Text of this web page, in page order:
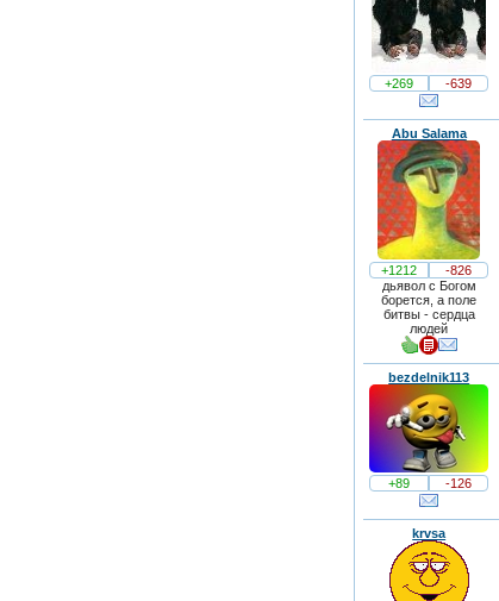
+269 -639
Abu Salama
+1212
-826
дьявол с Богом
борется, а поле
битвы - сердца
людей
bezdelnik113
+89 -126
krvsa